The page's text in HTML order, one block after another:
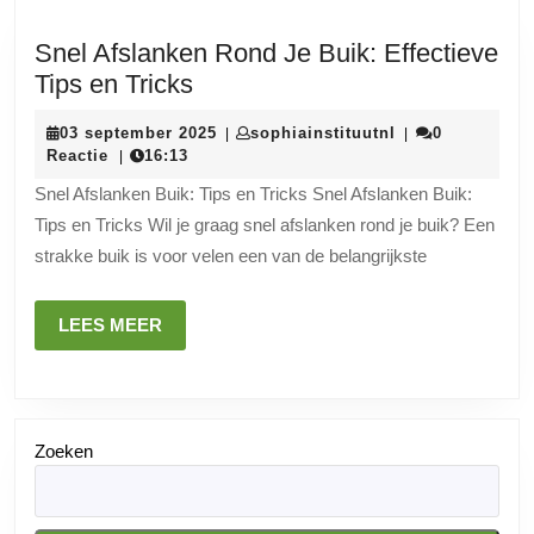
gewichtsverlies.
Snel Afslanken Rond Je Buik: Effectieve
Tips en TricksSnel
Rond
Buik:
Effectieve
Tips
03 september 2025 03| sophiainstituutnl |
0
Reactie
| 16:13
Snel Afslanken Buik: Tips en Tricks Snel Afslanken Buik:
Tips en Tricks Wil je graag snel afslanken rond je buik? Een
strakke buik is voor velen een van de belangrijkste
LEES MEER
MEER
Zoeken